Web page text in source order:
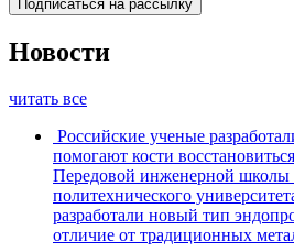
Новости
читать все
Российские ученые
помогают кости восстановиться
Передовой инженерной школы
политехнического
разработали новый тип
отличие от традиционных